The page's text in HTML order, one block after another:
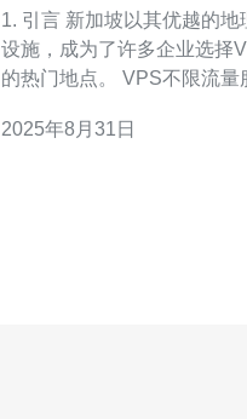
1. 引言 新加坡以其优越的地理位置和发达的网络基础
设施，成为了许多企业选择
的热门地点。 VPS不限流量服务吸引了许多需要高带
等领域。 本文将深入探讨新加坡VPS不限流量服务的
2025年8月31日